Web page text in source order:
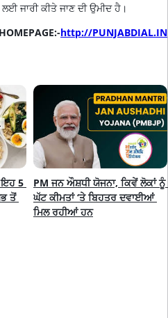
ਜਾਰੀ ਕੀਤੇ ਜਾਣ ਦੀ ਉਮੀਦ ਹੈ।
HOMEPAGE:-http://PUNJABDIAL.IN
ਇਹ 5
ਤੋਂ
PM ਜਨ ਔਸ਼ਧੀ ਯੋਜਨਾ, ਕਿਵੇਂ ਲੋਕਾਂ ਨੂੰ
ਘੱਟ ਕੀਮਤਾਂ ‘ਤੇ ਬਿਹਤਰ ਦਵਾਈਆਂ
ਮਿਲ ਰਹੀਆਂ ਹਨ